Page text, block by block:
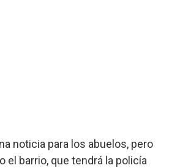
noticia para los abuelos, pero
el barrio, que tendrá la policía